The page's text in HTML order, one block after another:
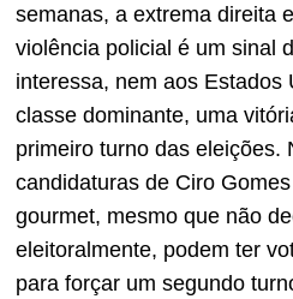
semanas, a extrema direita
violência policial é um sinal
interessa, nem aos Estados
classe dominante, uma
primeiro turno das eleições.
candidaturas de Ciro
gourmet, mesmo que não
eleitoralmente, podem ter
para forçar um segundo